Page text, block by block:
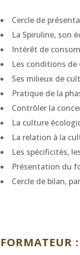
Cercle de
La Spiruline, son
Intérêt de
Les conditions
Ses milieux de
Pratique de la
Contrôler la
La culture
La relation à la
Les spécificités,
Présentation du
Cercle de bilan,
FORMATEUR